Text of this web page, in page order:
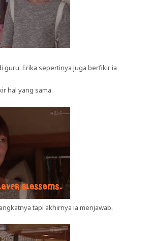
guru. Erika sepertinya juga berfikir ia
hal yang sama.
tapi akhirnya ia menjawab.